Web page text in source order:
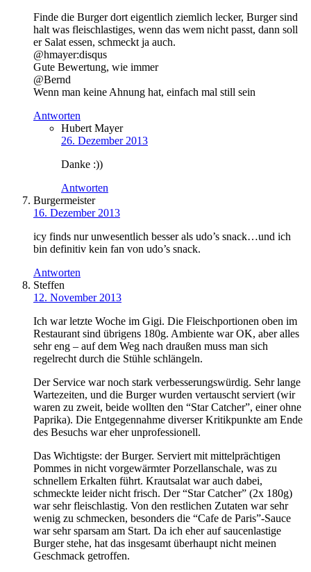
Finde die Burger dort eigentlich ziemlich lecker, Burger sind
halt was fleischlastiges, wenn das wem nicht passt, dann soll
er Salat essen, schmeckt ja auch.
@hmayer:disqus
Gute Bewertung, wie immer
@Bernd
Wenn man keine Ahnung hat, einfach mal still sein
Antworten
Hubert Mayer
26. Dezember 2013
Danke :))
Antworten
Burgermeister
16. Dezember 2013
icy finds nur unwesentlich besser als udo’s snack…und ich
bin definitiv kein fan von udo’s snack.
Antworten
Steffen
12. November 2013
Ich war letzte Woche im Gigi. Die Fleischportionen oben im
Restaurant sind übrigens 180g. Ambiente war OK, aber alles
sehr eng – auf dem Weg nach draußen muss man sich
regelrecht durch die Stühle schlängeln.
Der Service war noch stark verbesserungswürdig. Sehr lange
Wartezeiten, und die Burger wurden vertauscht serviert (wir
waren zu zweit, beide wollten den “Star Catcher”, einer ohne
Paprika). Die Entgegennahme diverser Kritikpunkte am Ende
des Besuchs war eher unprofessionell.
Das Wichtigste: der Burger. Serviert mit mittelprächtigen
Pommes in nicht vorgewärmter Porzellanschale, was zu
schnellem Erkalten führt. Krautsalat war auch dabei,
schmeckte leider nicht frisch. Der “Star Catcher” (2x 180g)
war sehr fleischlastig. Von den restlichen Zutaten war sehr
wenig zu schmecken, besonders die “Cafe de Paris”-Sauce
war sehr sparsam am Start. Da ich eher auf saucenlastige
Burger stehe, hat das insgesamt überhaupt nicht meinen
Geschmack getroffen.